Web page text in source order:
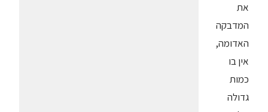
את
המדבקה
האדומה,
אין בו
כמות
גדולה